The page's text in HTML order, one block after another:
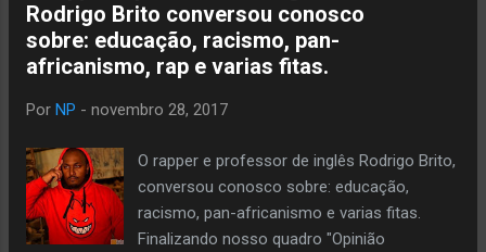
Rodrigo Brito conversou conosco
sobre: educação, racismo, pan-
africanismo, rap e varias fitas.
Por NP - novembro 28, 2017
O rapper e professor de inglês Rodrigo Brito,
conversou conosco sobre: educação,
racismo, pan-africanismo e varias fitas.
Finalizando nosso quadro "Opinião